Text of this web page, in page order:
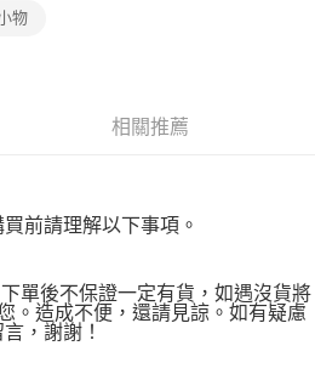
款等相關疑問，請聯繫「AFTEE先享後付
個人資料，並將交易相關給付款項請求債
定代理人或監護人之同意方可使用
，將依據個別帳號之用戶狀況，依本公司即
有額度不足之情形，本公司將視審查結果
物
相關推薦
前請理解以下事項。
單後不保證一定有貨，如遇沒貨將
。造成不便，還請見諒。如有疑慮
，謝謝！